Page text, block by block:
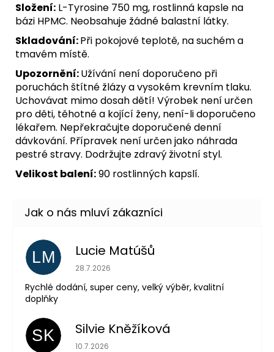
Složení: L-Tyrosine 750 mg, rostlinná kapsle na
bázi HPMC. Neobsahuje žádné balastní látky.
Skladování:Při pokojové teplotě, na suchém a
tmavém místě.
Upozornění:Užívání není doporučeno při
poruchách štítné žlázy a vysokém krevním tlaku.
Uchovávat mimo dosah dětí! Výrobek není určen
pro děti, těhotné a kojící ženy, není-li doporučeno
lékařem. Nepřekračujte doporučené denní
dávkování. Přípravek není určen jako náhrada
pestré stravy. Dodržujte zdravý životní styl.
Velikost balení:90 rostlinných kapslí.
LM Lucie Matúšů
Hodnocení obchodu je 5 z 5 hvězdiček.
28.7.2026
Rychlé dodání, super ceny, velký výběr, kvalitní
doplňky
SK Silvie Kněžíková
Hodnocení obchodu je 5 z 5 hvězdiček.
10.7.2026